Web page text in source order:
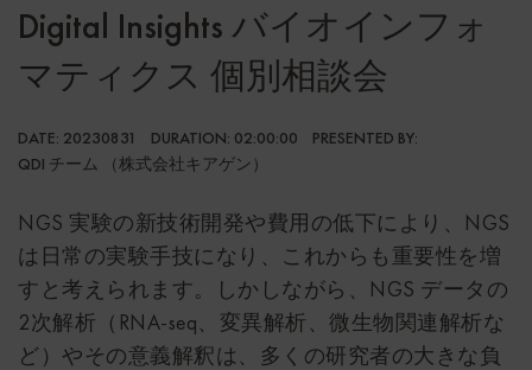
Digital Insights バイオインフォ
マティクス 個別相談会
DATE: 20230831 DURATION: 02:00:00 PRESENTED BY:
QDI チーム （株式会社キアゲン）
NGS 実験の新技術開発や費用の低下により、NGS
は日常の実験手技になり、これからも重要性を増
すと考えられます。しかしながら、NGS データの
2次解析（RNA-seq、変異解析、微生物関連解析な
ど）やその意義解釈は、多くの研究者の大きな負